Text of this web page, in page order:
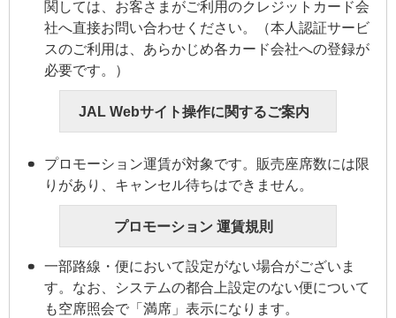
関しては、お客さまがご利用のクレジットカード会
社へ直接お問い合わせください。（本人認証サービ
スのご利用は、あらかじめ各カード会社への登録が
必要です。）
JAL Webサイト操作に関するご案内
プロモーション運賃が対象です。販売座席数には限
りがあり、キャンセル待ちはできません。
プロモーション 運賃規則
一部路線・便において設定がない場合がございま
す。なお、システムの都合上設定のない便について
も空席照会で「満席」表示になります。